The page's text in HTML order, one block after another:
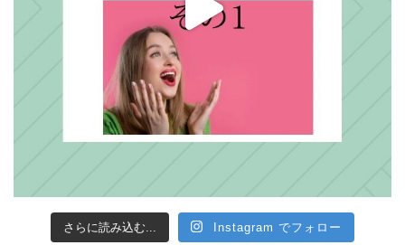
さらに読み込む... Instagram でフォロー